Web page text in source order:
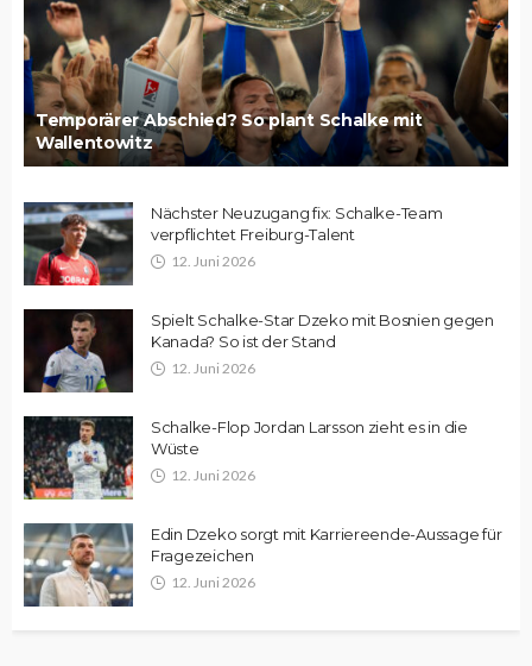
Temporärer Abschied? So plant Schalke mit
Wallentowitz
Nächster Neuzugang fix: Schalke-Team
verpflichtet Freiburg-Talent
12. Juni 2026
Spielt Schalke-Star Dzeko mit Bosnien gegen
Kanada? So ist der Stand
12. Juni 2026
Schalke-Flop Jordan Larsson zieht es in die
Wüste
12. Juni 2026
Edin Dzeko sorgt mit Karriereende-Aussage für
Fragezeichen
12. Juni 2026